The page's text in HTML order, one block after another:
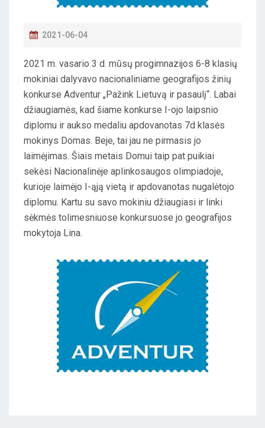
P
S
T
E
N
2021-06-04
2021 m. vasario 3 d. mūsų progimnazijos 6-8 klasių
mokiniai dalyvavo nacionaliniame geografijos žinių
konkurse Adventur „Pažink Lietuvą ir pasaulį“. Labai
džiaugiamės, kad šiame konkurse I-ojo laipsnio
diplomu ir aukso medaliu apdovanotas 7d klasės
mokinys Domas. Beje, tai jau ne pirmasis jo
laimėjimas. Šiais metais Domui taip pat puikiai
sekėsi Nacionalinėje aplinkosaugos olimpiadoje,
kurioje laimėjo I-ąją vietą ir apdovanotas nugalėtojo
diplomu. Kartu su savo mokiniu džiaugiasi ir linki
sėkmės tolimesniuose konkursuose jo geografijos
mokytoja Lina.